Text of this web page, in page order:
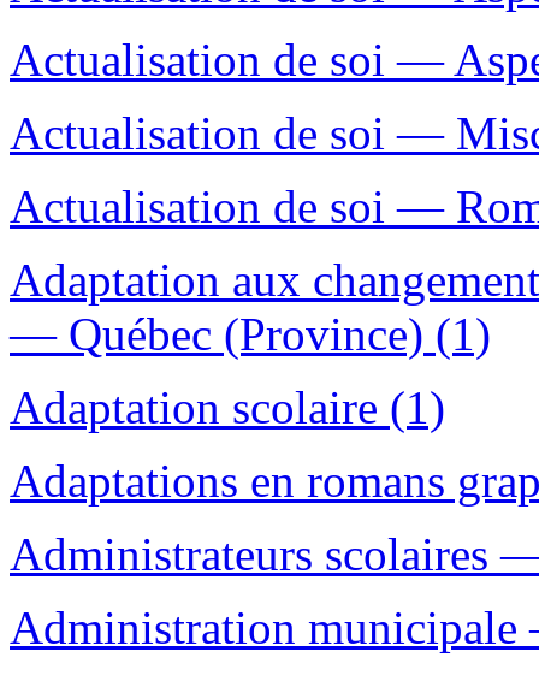
Actualisation de soi —
Actualisation de soi —
Actualisation de soi —
Adaptation aux
— Québec (Province) (1)
Adaptation scolaire (1)
Adaptations en romans
Administrateurs scolaires
Administration